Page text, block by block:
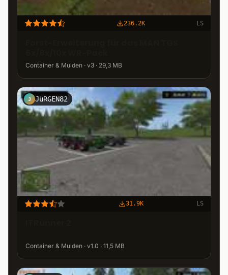
236.2K LS
Container & Mulden · v3 · 29,3 MB
J JüRGEN82
31.9K LS
Container & Mulden · v1.0 · 11,5 MB